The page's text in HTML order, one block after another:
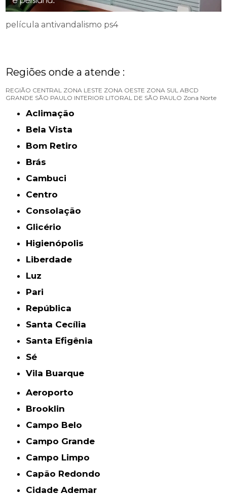
película antivandalismo ps4
Regiões onde a atende :
REGIÃO CENTRAL ZONA LESTE ZONA OESTE ZONA SUL ABCD
GRANDE SÃO PAULO INTERIOR LITORAL DE SÃO PAULO Zona Norte
Aclimação
Bela Vista
Bom Retiro
Brás
Cambuci
Centro
Consolação
Glicério
Higienópolis
Liberdade
Luz
Pari
República
Santa Cecília
Santa Efigênia
Sé
Vila Buarque
Aeroporto
Brooklin
Campo Belo
Campo Grande
Campo Limpo
Capão Redondo
Cidade Ademar